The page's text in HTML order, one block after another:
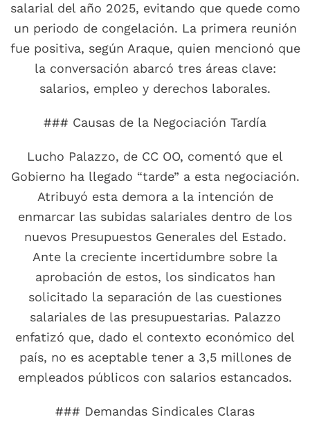
salarial del año 2025, evitando que quede como
un periodo de congelación. La primera reunión
fue positiva, según Araque, quien mencionó que
la conversación abarcó tres áreas clave:
salarios, empleo y derechos laborales.
### Causas de la Negociación Tardía
Lucho Palazzo, de CC OO, comentó que el
Gobierno ha llegado “tarde” a esta negociación.
Atribuyó esta demora a la intención de
enmarcar las subidas salariales dentro de los
nuevos Presupuestos Generales del Estado.
Ante la creciente incertidumbre sobre la
aprobación de estos, los sindicatos han
solicitado la separación de las cuestiones
salariales de las presupuestarias. Palazzo
enfatizó que, dado el contexto económico del
país, no es aceptable tener a 3,5 millones de
empleados públicos con salarios estancados.
### Demandas Sindicales Claras